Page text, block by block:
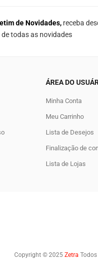
de Novidades, receba
todas as novidades
ÁREA DO
Minha Conta
Meu Carrinho
Lista de Desejos
Finalização de
Lista de Lojas
Copyright © 2025Zetra